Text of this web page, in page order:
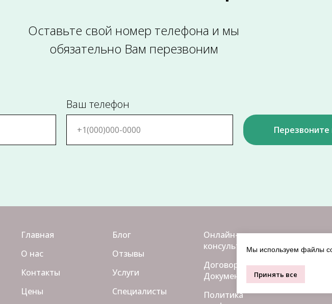
Мы используем файлы
Принять все
Оставьте свой номер телефона и мы
обязательно Вам перезвоним
Ваш телефон
Перезвоните
Главная
О нас
Контакты
Цены
Блог
Отзывы
Услуги
Специалисты
Онлайн-
консультации
Договора/
Документы
Политика